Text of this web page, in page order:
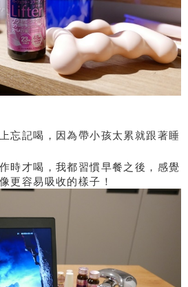
忘記喝，因為帶小孩太累就跟著睡
時才喝，我都習慣早餐之後，感覺
更容易吸收的樣子！